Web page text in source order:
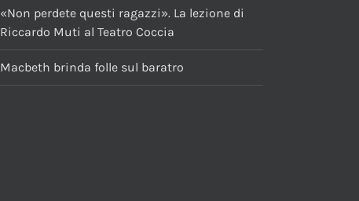
«Non perdete questi ragazzi». La lezione di
Riccardo Muti al Teatro Coccia
Macbeth brinda folle sul baratro